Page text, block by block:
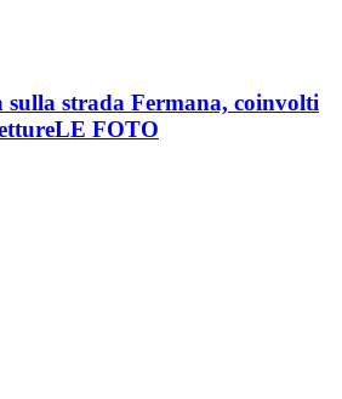
sulla strada Fermana, coinvolti
LE FOTO